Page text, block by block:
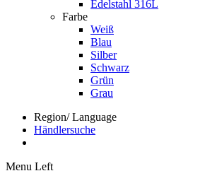
Edelstahl 316L
Farbe
Weiß
Blau
Silber
Schwarz
Grün
Grau
Region/ Language
Händlersuche
Menu Left